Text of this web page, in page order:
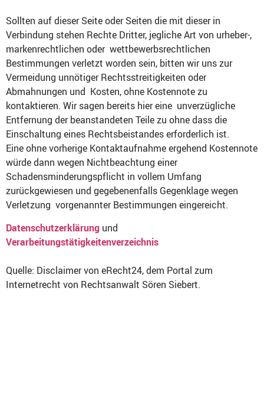
Sollten auf dieser Seite oder Seiten die mit dieser in
Verbindung stehen Rechte Dritter, jegliche Art von urheber-,
markenrechtlichen oder wettbewerbsrechtlichen
Bestimmungen verletzt worden sein, bitten wir uns zur
Vermeidung unnötiger Rechtsstreitigkeiten oder
Abmahnungen und Kosten, ohne Kostennote zu
kontaktieren. Wir sagen bereits hier eine unverzügliche
Entfernung der beanstandeten Teile zu ohne dass die
Einschaltung eines Rechtsbeistandes erforderlich ist.
Eine ohne vorherige Kontaktaufnahme ergehend Kostennote
würde dann wegen Nichtbeachtung einer
Schadensminderungspflicht in vollem Umfang
zurückgewiesen und gegebenenfalls Gegenklage wegen
Verletzung vorgenannter Bestimmungen eingereicht.
Datenschutzerklärung und
Verarbeitungstätigkeitenverzeichnis
Quelle: Disclaimer von eRecht24, dem Portal zum
Internetrecht von Rechtsanwalt Sören Siebert.